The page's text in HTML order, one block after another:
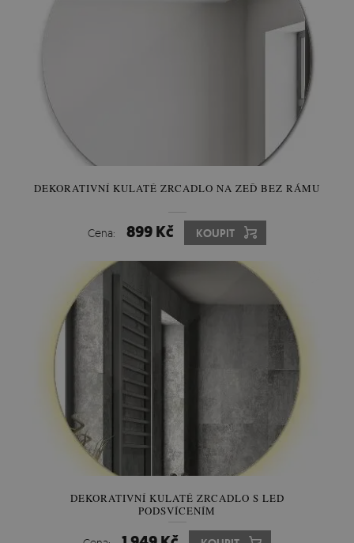
DEKORATIVNÍ KULATÉ ZRCADLO NA ZEĎ BEZ RÁMU
Cena: 899 Kč KOUPIT
DEKORATIVNÍ KULATÉ ZRCADLO S LED
PODSVÍCENÍM